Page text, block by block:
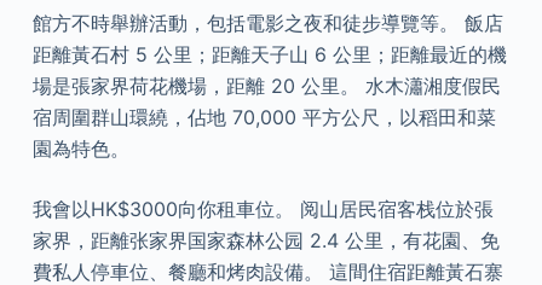
館方不時舉辦活動，包括電影之夜和徒步導覽等。 飯店
距離黃石村 5 公里；距離天子山 6 公里；距離最近的機
場是張家界荷花機場，距離 20 公里。 水木瀟湘度假民
宿周圍群山環繞，佔地 ​70,000 平方公尺，以稻田和菜
園為特色。
我會以HK$3000向你租車位。 阅山居民宿客栈位於張
家界，距離张家界国家森林公园 2.4 公里，有花園、免
費私人停車位、餐廳和烤肉設備。 這間住宿距離黃石寨